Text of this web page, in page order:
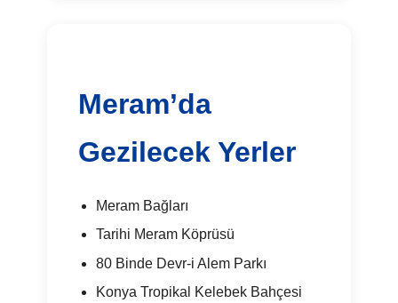
Meram’da
Gezilecek Yerler
Meram Bağları
Tarihi Meram Köprüsü
80 Binde Devr-i Alem Parkı
Konya Tropikal Kelebek Bahçesi